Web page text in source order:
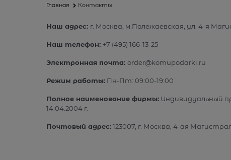
Главная Контакты
Наш адрес: г. Москва, м.Полежаевская, ул. 4-я
Наш телефон: +7 (495) 166-13-25
Электронная почта: order@komupodarki.ru
Режим работы: Пн-Пт: 09:00-19:00
Полное наименование фирмы: Индивидуальный
14.04.2004 г.
Почтовый адрес:123007, г. Москва, 4-ая